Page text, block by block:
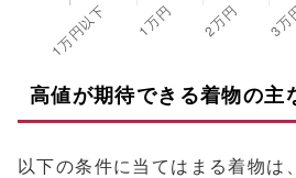
高値が期待できる着物の主
以下の条件に当てはまる着物は